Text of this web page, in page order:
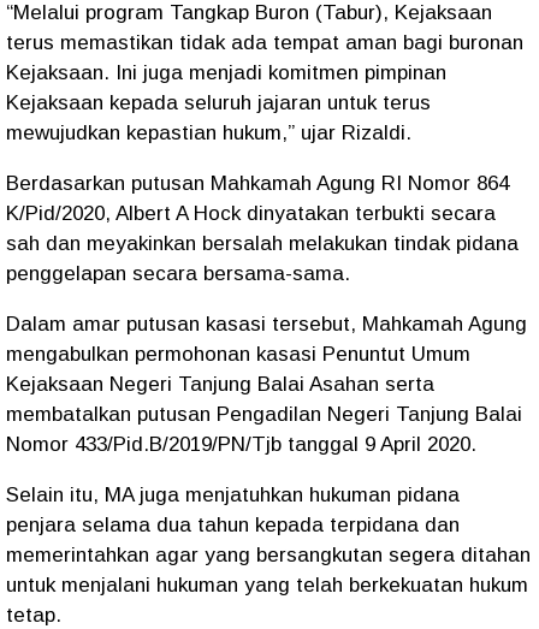
“Melalui program Tangkap Buron (Tabur), Kejaksaan
terus memastikan tidak ada tempat aman bagi buronan
Kejaksaan. Ini juga menjadi komitmen pimpinan
Kejaksaan kepada seluruh jajaran untuk terus
mewujudkan kepastian hukum,” ujar Rizaldi.
Berdasarkan putusan Mahkamah Agung RI Nomor 864
K/Pid/2020, Albert A Hock dinyatakan terbukti secara
sah dan meyakinkan bersalah melakukan tindak pidana
penggelapan secara bersama-sama.
Dalam amar putusan kasasi tersebut, Mahkamah Agung
mengabulkan permohonan kasasi Penuntut Umum
Kejaksaan Negeri Tanjung Balai Asahan serta
membatalkan putusan Pengadilan Negeri Tanjung Balai
Nomor 433/Pid.B/2019/PN/Tjb tanggal 9 April 2020.
Selain itu, MA juga menjatuhkan hukuman pidana
penjara selama dua tahun kepada terpidana dan
memerintahkan agar yang bersangkutan segera ditahan
untuk menjalani hukuman yang telah berkekuatan hukum
tetap.